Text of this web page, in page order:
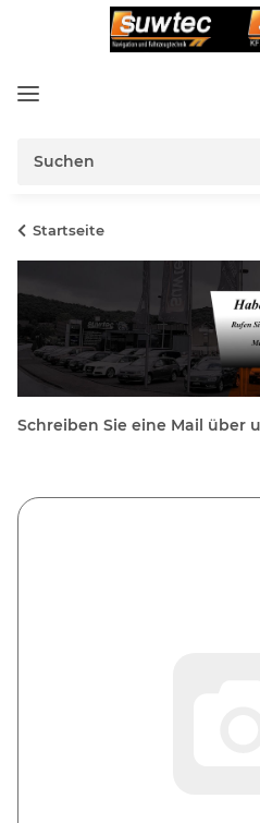
Startseite
Schreiben Sie eine Mail über